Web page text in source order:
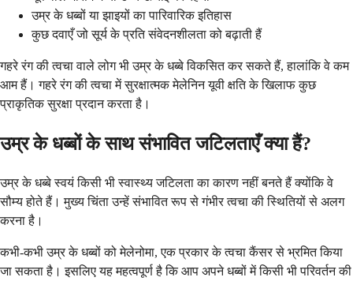
उम्र के धब्बों या झाइयों का पारिवारिक इतिहास
कुछ दवाएँ जो सूर्य के प्रति संवेदनशीलता को बढ़ाती हैं
गहरे रंग की त्वचा वाले लोग भी उम्र के धब्बे विकसित कर सकते हैं, हालांकि वे कम
आम हैं। गहरे रंग की त्वचा में सुरक्षात्मक मेलेनिन यूवी क्षति के खिलाफ कुछ
प्राकृतिक सुरक्षा प्रदान करता है।
उम्र के धब्बों के साथ संभावित जटिलताएँ क्या हैं?
उम्र के धब्बे स्वयं किसी भी स्वास्थ्य जटिलता का कारण नहीं बनते हैं क्योंकि वे
सौम्य होते हैं। मुख्य चिंता उन्हें संभावित रूप से गंभीर त्वचा की स्थितियों से अलग
करना है।
कभी-कभी उम्र के धब्बों को मेलेनोमा, एक प्रकार के त्वचा कैंसर से भ्रमित किया
जा सकता है। इसलिए यह महत्वपूर्ण है कि आप अपने धब्बों में किसी भी परिवर्तन की